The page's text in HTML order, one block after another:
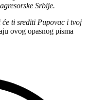
Srbije.
ti srediti Pupovac i tvoj
ovog opasnog pisma